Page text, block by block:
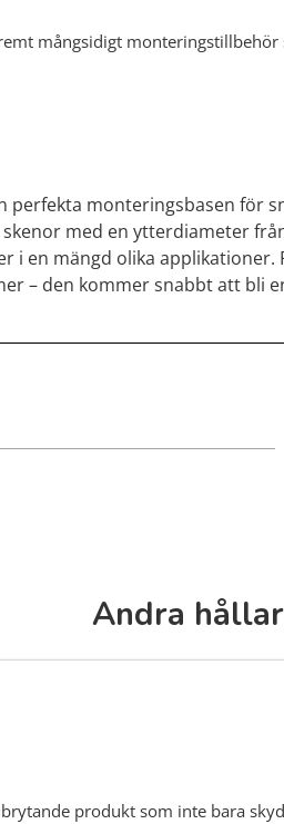
mångsidigt
perfekta monteringsbasen för
med en ytterdiameter
i en mängd olika
– den kommer snabbt att bli
Andra
produkt som inte bara